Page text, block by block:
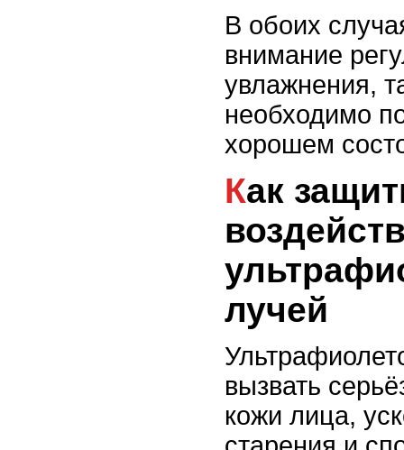
В обоих
внимание
увлажнения,
необходимо
хорошем
Как защитить кожу от
лучей
вызвать
кожи лица,